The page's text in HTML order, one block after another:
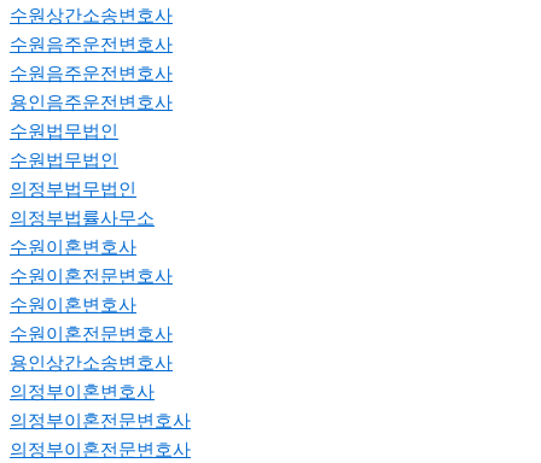
수원상간소송변호사
수원음주운전변호사
수원음주운전변호사
용인음주운전변호사
수원법무법인
수원법무법인
의정부법무법인
의정부법률사무소
수원이혼변호사
수원이혼전문변호사
수원이혼변호사
수원이혼전문변호사
용인상간소송변호사
의정부이혼변호사
의정부이혼전문변호사
의정부이혼전문변호사